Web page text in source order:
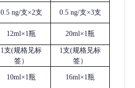
0.5 ng/支×2支 0.5 ng/支×3支
12ml×1瓶 20ml×1瓶
1支(规格见标
签）
1支(规格见标
签）
10ml×1瓶 16ml×1瓶